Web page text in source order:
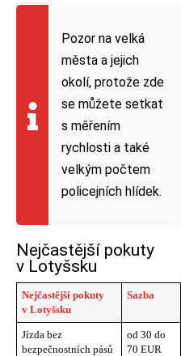
Pozor na velká
města a jejich
okolí, protože zde
se můžete setkat
s měřením
rychlosti a také
velkým počtem
policejních hlídek.
Nejčastější pokuty
v Lotyšsku
Nejčastější pokuty
v Lotyšsku
Sazba
Jízda bez
bezpečnostních pásů
od 30 do
70 EUR